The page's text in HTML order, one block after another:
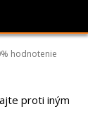
hodnotenie
proti iným